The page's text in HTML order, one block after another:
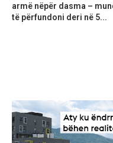
armë nëpër dasma –
të përfundoni deri në 5...